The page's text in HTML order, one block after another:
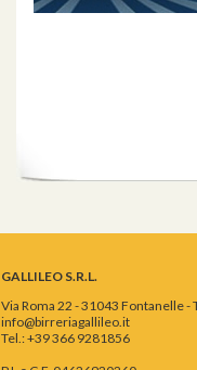
GALLILEO S.R.L.
Via Roma 22 - 31043 Fontanelle -
info@birreriagallileo.it
Tel.: +39 366 9281856